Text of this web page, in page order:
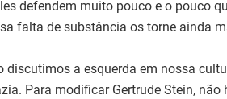
defendem muito pouco e o pouco
falta de substância os torne ainda
discutimos a esquerda em nossa
Para modificar Gertrude Stein,